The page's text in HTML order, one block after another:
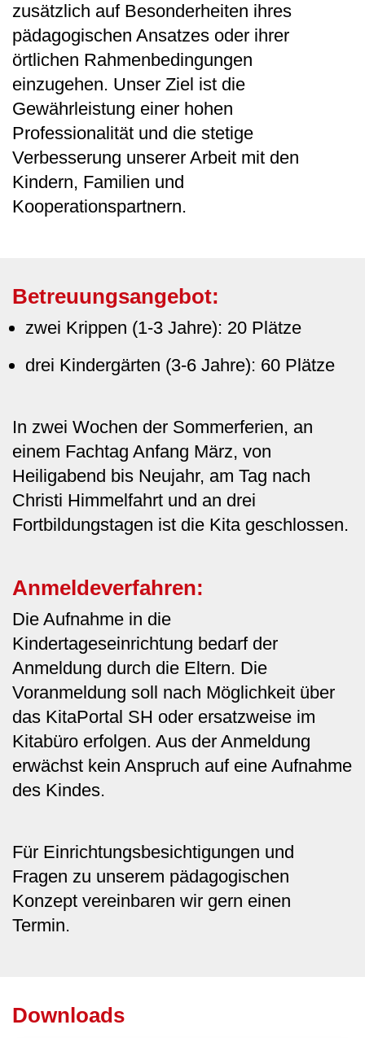
zusätzlich auf Besonderheiten ihres
pädagogischen Ansatzes oder ihrer
örtlichen Rahmenbedingungen
einzugehen. Unser Ziel ist die
Gewährleistung einer hohen
Professionalität und die stetige
Verbesserung unserer Arbeit mit den
Kindern, Familien und
Kooperationspartnern.
Betreuungsangebot:
zwei Krippen (1-3 Jahre): 20 Plätze
drei Kindergärten (3-6 Jahre): 60 Plätze
In zwei Wochen der Sommerferien, an
einem Fachtag Anfang März, von
Heiligabend bis Neujahr, am Tag nach
Christi Himmelfahrt und an drei
Fortbildungstagen ist die Kita geschlossen.
Anmeldeverfahren:
Die Aufnahme in die
Kindertageseinrichtung bedarf der
Anmeldung durch die Eltern. Die
Voranmeldung soll nach Möglichkeit über
das KitaPortal SH oder ersatzweise im
Kitabüro erfolgen. Aus der Anmeldung
erwächst kein Anspruch auf eine Aufnahme
des Kindes.
Für Einrichtungsbesichtigungen und
Fragen zu unserem pädagogischen
Konzept vereinbaren wir gern einen
Termin.
Downloads